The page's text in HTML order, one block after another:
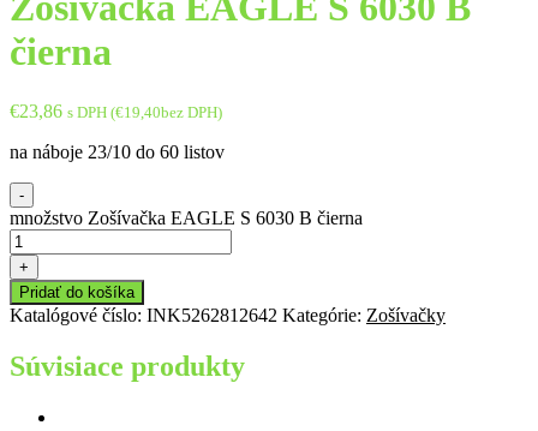
čierna
€23,86 s DPH (€19,40bez DPH)
na náboje 23/10 do 60 listov
-
množstvo Zošívačka EAGLE S 6030 B čierna
+
Pridať do košíka
Katalógové číslo: INK5262812642 Kategórie: Zošívačky
Súvisiace produkty